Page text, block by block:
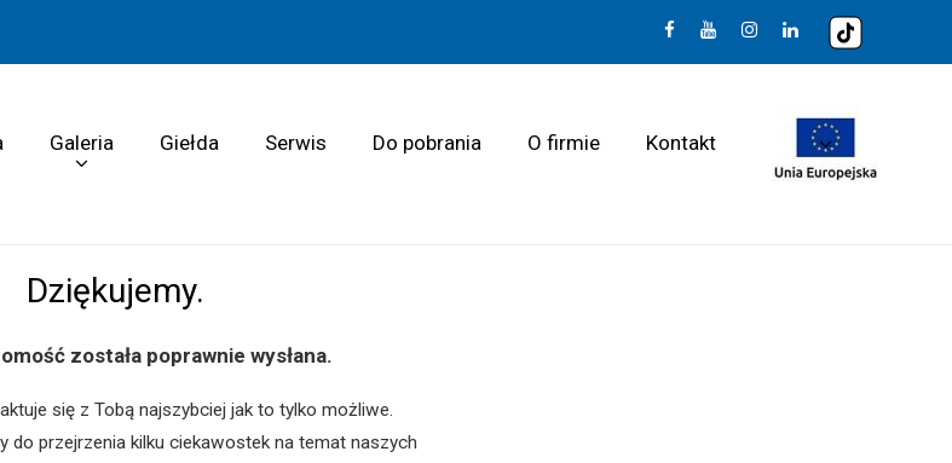
Galeria Giełda Serwis Do pobrania O firmie Kontakt
Dziękujemy.
została poprawnie wysłana.
się z Tobą najszybciej jak to tylko możliwe.
do przejrzenia kilku ciekawostek na temat naszych